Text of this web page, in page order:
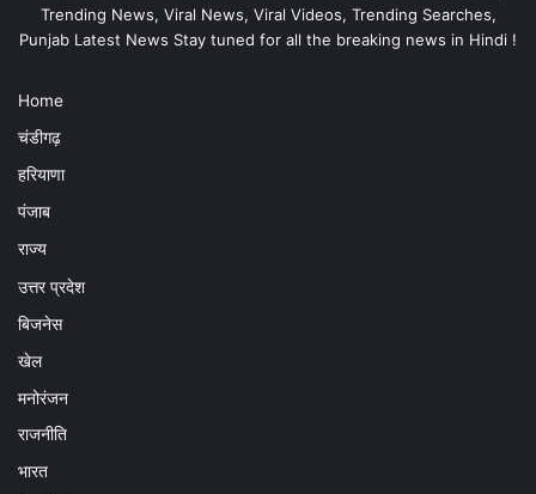
Trending News, Viral News, Viral Videos, Trending Searches,
Punjab Latest News Stay tuned for all the breaking news in Hindi !
Home
चंडीगढ़
हरियाणा
पंजाब
राज्य
उत्तर प्रदेश
बिजनेस
खेल
मनोरंजन
राजनीति
भारत